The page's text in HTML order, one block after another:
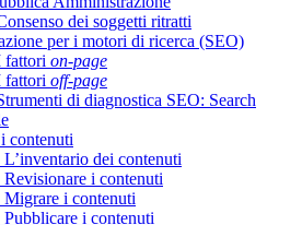
dei soggetti ritratti
per i motori di ricerca (SEO)
fattori on-page
fattori off-page
di diagnostica SEO: Search
contenuti
dei contenuti
Revisionare i contenuti
Migrare i contenuti
Pubblicare i contenuti